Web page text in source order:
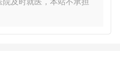
及时就医，本站不承担